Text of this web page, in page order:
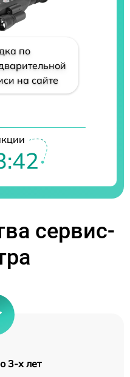
по
на сайте
сервис-
3-х лет